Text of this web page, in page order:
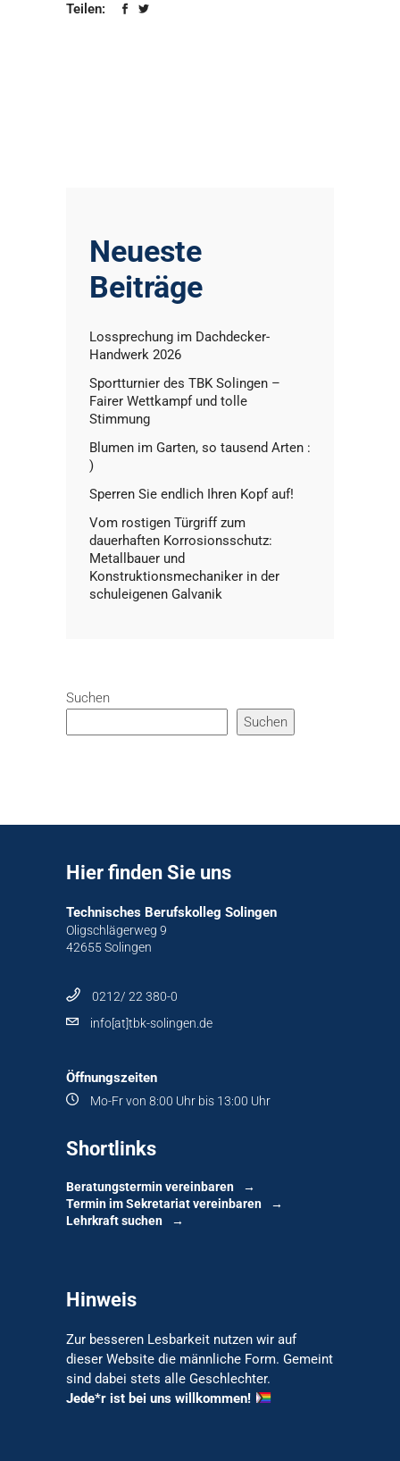
Teilen:
Neueste
Beiträge
Lossprechung im Dachdecker-
Handwerk 2026
Sportturnier des TBK Solingen –
Fairer Wettkampf und tolle
Stimmung
Blumen im Garten, so tausend Arten :
)
Sperren Sie endlich Ihren Kopf auf!
Vom rostigen Türgriff zum
dauerhaften Korrosionsschutz:
Metallbauer und
Konstruktionsmechaniker in der
schuleigenen Galvanik
Suchen
Suchen
Hier finden Sie uns
Technisches Berufskolleg Solingen
Oligschlägerweg 9
42655 Solingen
0212/ 22 380-0
info[at]tbk-solingen.de
Öffnungszeiten
Mo-Fr von 8:00 Uhr bis 13:00 Uhr
Shortlinks
Beratungstermin vereinbaren
Termin im Sekretariat vereinbaren
Lehrkraft suchen
Hinweis
Zur besseren Lesbarkeit nutzen wir auf
dieser Website die männliche Form. Gemeint
sind dabei stets alle Geschlechter.
Jede*r ist bei uns willkommen!